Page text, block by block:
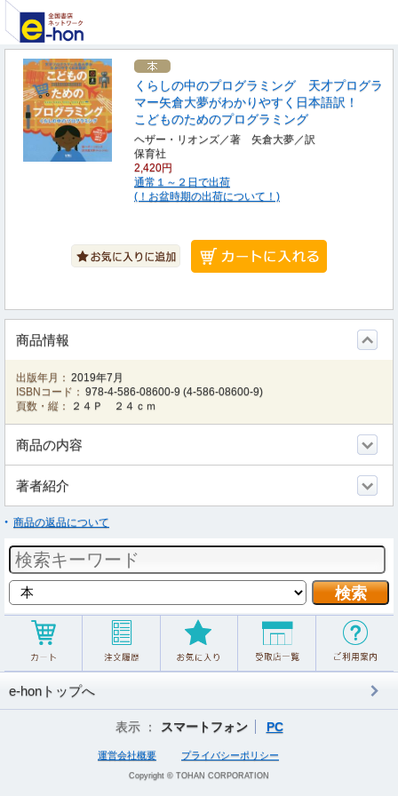
くらしの中のプログラミング 天才プログラ
マー矢倉大夢がわかりやすく日本語訳！
こどものためのプログラミング
ヘザー・リオンズ／著 矢倉大夢／訳
保育社
2,420円
通常１～２日で出荷
(！お盆時期の出荷について！)
商品情報
出版年月： 2019年7月
ISBNコード： 978-4-586-08600-9 (4-586-08600-9)
頁数・縦：
２４Ｐ ２４ｃｍ
商品の内容
著者紹介
商品の返品について
e-honトップへ
表示 ： スマートフォン PC
運営会社概要 プライバシーポリシー
Copyright © TOHAN CORPORATION